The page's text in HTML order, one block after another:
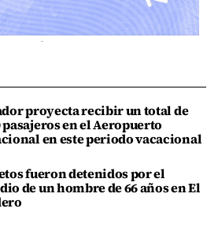
proyecta recibir un total de
pasajeros en el Aeropuerto
en este periodo vacacional
fueron detenidos por el
de un hombre de 66 años en El